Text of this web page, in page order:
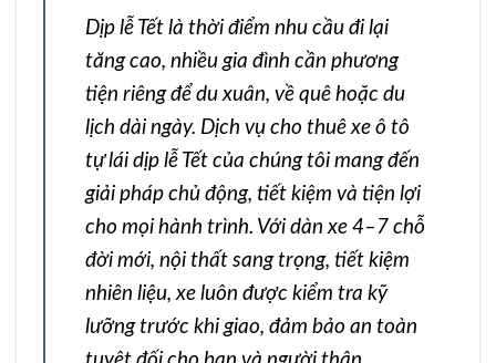
Dịp lễ Tết là thời điểm nhu cầu đi lại
tăng cao, nhiều gia đình cần phương
tiện riêng để du xuân, về quê hoặc du
lịch dài ngày. Dịch vụ cho thuê xe ô tô
tự lái dịp lễ Tết của chúng tôi mang đến
giải pháp chủ động, tiết kiệm và tiện lợi
cho mọi hành trình. Với dàn xe 4–7 chỗ
đời mới, nội thất sang trọng, tiết kiệm
nhiên liệu, xe luôn được kiểm tra kỹ
lưỡng trước khi giao, đảm bảo an toàn